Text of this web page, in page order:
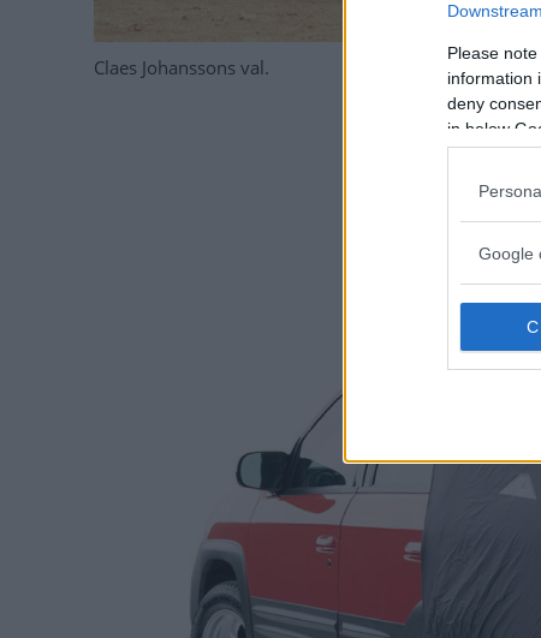
Please
information
deny
in below
Google
Claes Johanssons val.